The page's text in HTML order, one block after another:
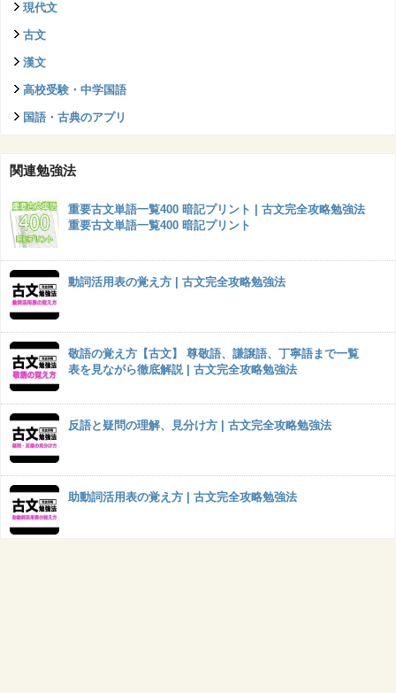
現代文
古文
漢文
高校受験・中学国語
国語・古典のアプリ
関連勉強法
重要古文単語一覧400 暗記プリント | 古文完全攻略勉強法
重要古文単語一覧400 暗記プリント
動詞活用表の覚え方 | 古文完全攻略勉強法
敬語の覚え方【古文】 尊敬語、謙譲語、丁寧語まで一覧
表を見ながら徹底解説 | 古文完全攻略勉強法
反語と疑問の理解、見分け方 | 古文完全攻略勉強法
助動詞活用表の覚え方 | 古文完全攻略勉強法